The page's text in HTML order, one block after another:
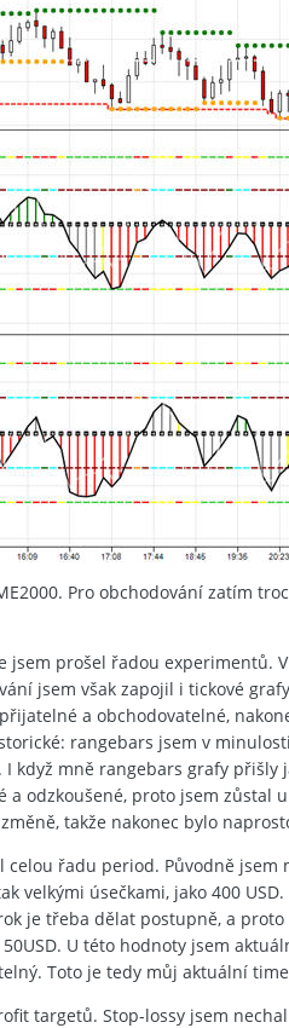
Pro obchodování zatím
jsem prošel řadou experimentů.
jsem však zapojil i tickové
a obchodovatelné,
rangebars jsem v
I když mně rangebars grafy
odzkoušené, proto jsem zůstal
takže nakonec bylo
řadu period. Původně
velkými úsečkami, jako 400
je třeba dělat postupně, a
U této hodnoty jsem
Toto je tedy můj aktuální
targetů. Stop-lossy jsem